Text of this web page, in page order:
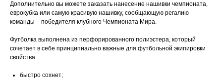
Дополнительно вы можете заказать нанесение нашивки чемпионата,
еврокубка или самую красивую нашивку, сообщающую регалию
команды – победителя клубного Чемпионата Мира.
Футболка выполнена из перфорированного полиэстера, который
сочетает в себе принципиально важные для футбольной экипировки
свойства:
быстро сохнет;